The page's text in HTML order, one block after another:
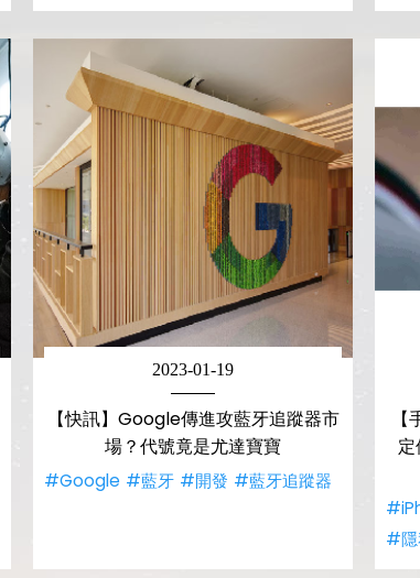
2023-01-19
【快訊】Google傳進攻藍牙追蹤器市
場？代號竟是尤達寶寶
#Google #藍牙 #開發 #藍牙追蹤器
#隱